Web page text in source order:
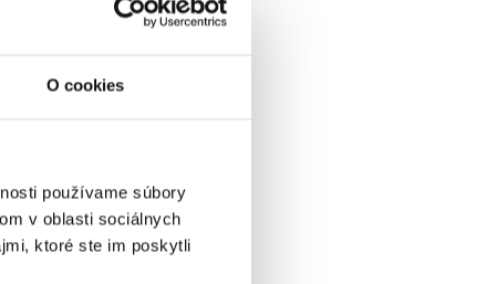
O cookies
používame súbory
v oblasti sociálnych
ktoré ste im poskytli